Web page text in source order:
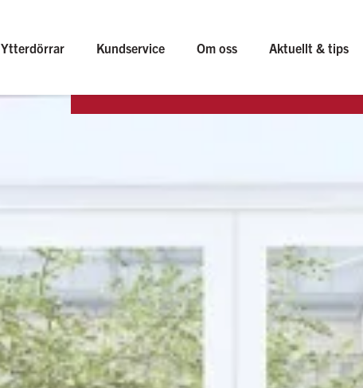
Ytterdörrar Kundservice Om oss Aktuellt & tips